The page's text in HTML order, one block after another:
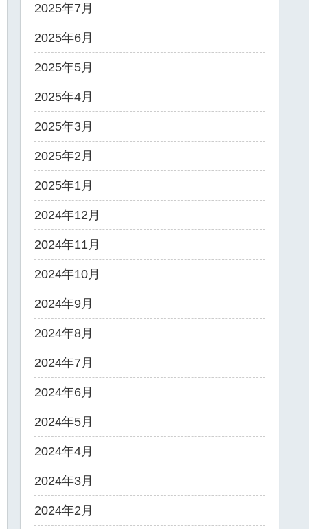
2025年7月
2025年6月
2025年5月
2025年4月
2025年3月
2025年2月
2025年1月
2024年12月
2024年11月
2024年10月
2024年9月
2024年8月
2024年7月
2024年6月
2024年5月
2024年4月
2024年3月
2024年2月